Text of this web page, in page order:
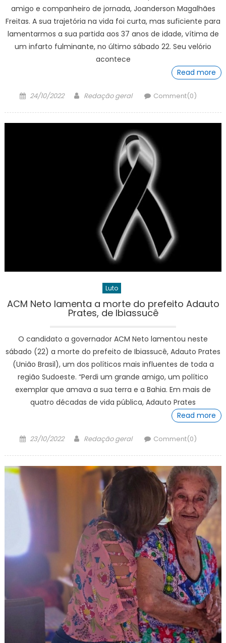
amigo e companheiro de jornada, Joanderson Magalhães
Freitas. A sua trajetória na vida foi curta, mas suficiente para
lamentarmos a sua partida aos 37 anos de idade, vítima de
um infarto fulminante, no último sábado 22. Seu velório
acontece
Read more
Posted
24/10/2022 Author
Redação geral Comment(0)
Luto
ACM Neto lamenta a morte do prefeito Adauto
Prates, de Ibiassucê
O candidato a governador ACM Neto lamentou neste
sábado (22) a morte do prefeito de Ibiassucê, Adauto Prates
(União Brasil), um dos políticos mais influentes de toda a
região Sudoeste. “Perdi um grande amigo, um político
exemplar que amava a sua terra e a Bahia. Em mais de
quatro décadas de vida pública, Adauto Prates
Read more
Posted
23/10/2022 Author
Redação geral Comment(0)